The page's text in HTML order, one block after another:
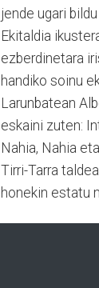
jende ugari
Ekitaldia
ezberdinetara
handiko soinu
Larunbatean
eskaini zuten:
Nahia, Nahia
Tirri-Tarra
honekin estatu